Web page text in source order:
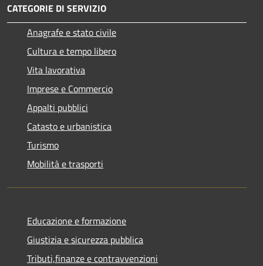
CATEGORIE DI SERVIZIO
Anagrafe e stato civile
Cultura e tempo libero
Vita lavorativa
Imprese e Commercio
Appalti pubblici
Catasto e urbanistica
Turismo
Mobilità e trasporti
Educazione e formazione
Giustizia e sicurezza pubblica
Tributi,finanze e contravvenzioni